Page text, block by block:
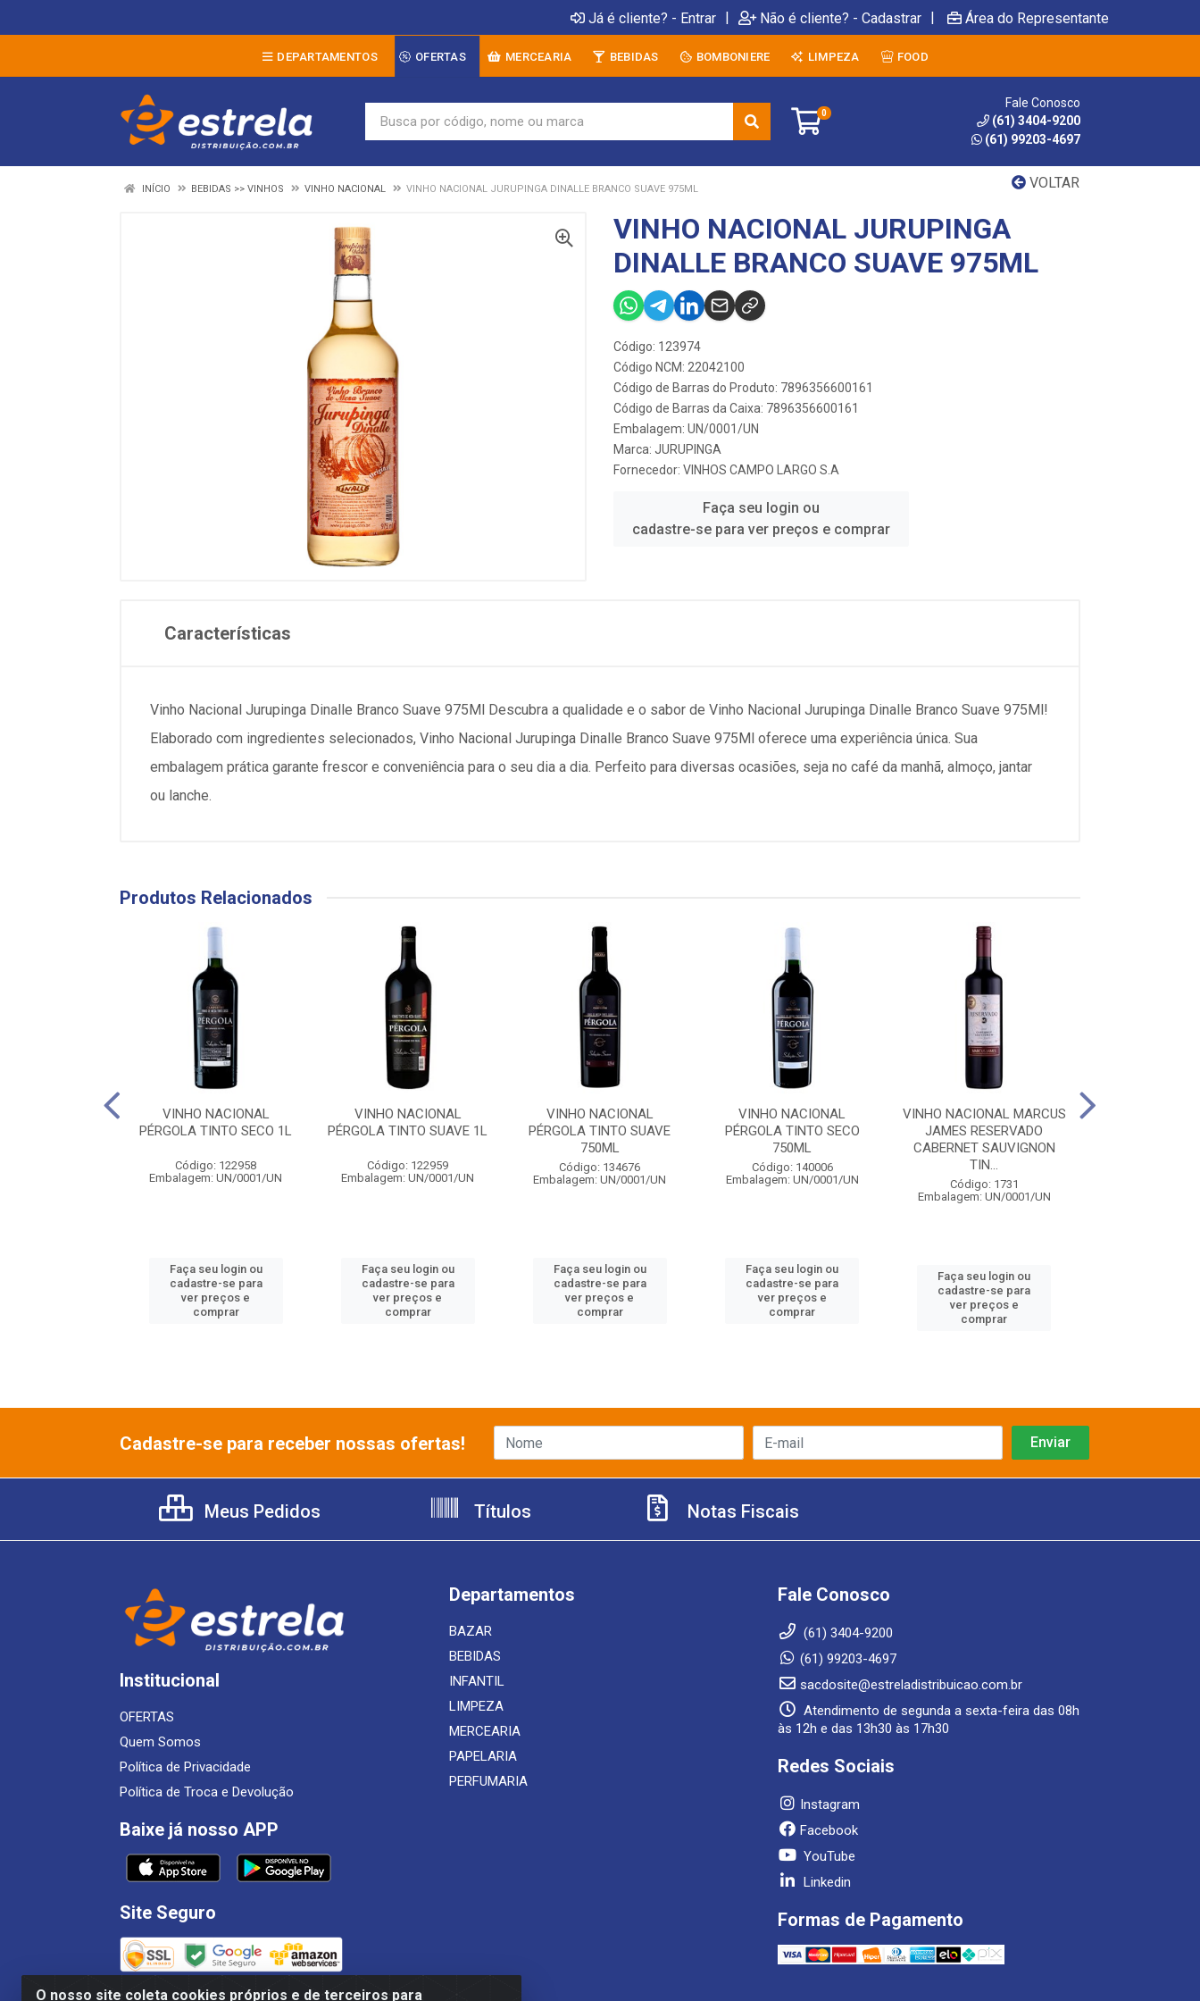
Já é cliente? - Entrar | Não é cliente? - Cadastrar | Área do Representante
DEPARTAMENTOS OFERTAS MERCEARIA BEBIDAS BOMBONIERE LIMPEZA FOOD
0
Fale Conosco
(61) 3404-9200
(61) 99203-4697
VOLTAR
INÍCIO BEBIDAS >> VINHOS VINHO NACIONAL VINHO NACIONAL JURUPINGA DINALLE BRANCO SUAVE 975ML
VINHO NACIONAL JURUPINGA
DINALLE BRANCO SUAVE 975ML
Código: 123974
Código NCM: 22042100
Código de Barras do Produto: 7896356600161
Código de Barras da Caixa: 7896356600161
Embalagem: UN/0001/UN
Marca: JURUPINGA
Fornecedor: VINHOS CAMPO LARGO S.A
Faça seu login ou
cadastre-se para ver preços e comprar
Características
Vinho Nacional Jurupinga Dinalle Branco Suave 975Ml Descubra a qualidade e o sabor de Vinho Nacional Jurupinga Dinalle Branco Suave 975Ml!
Elaborado com ingredientes selecionados, Vinho Nacional Jurupinga Dinalle Branco Suave 975Ml oferece uma experiência única. Sua
embalagem prática garante frescor e conveniência para o seu dia a dia. Perfeito para diversas ocasiões, seja no café da manhã, almoço, jantar
ou lanche.
Produtos Relacionados
VINHO NACIONAL
PÉRGOLA TINTO SECO 1L
Código: 122958
Embalagem: UN/0001/UN
Faça seu login ou
cadastre-se para
ver preços e
comprar
VINHO NACIONAL
PÉRGOLA TINTO SUAVE 1L
Código: 122959
Embalagem: UN/0001/UN
Faça seu login ou
cadastre-se para
ver preços e
comprar
VINHO NACIONAL
PÉRGOLA TINTO SUAVE
750ML
Código: 134676
Embalagem: UN/0001/UN
Faça seu login ou
cadastre-se para
ver preços e
comprar
VINHO NACIONAL
PÉRGOLA TINTO SECO
750ML
Código: 140006
Embalagem: UN/0001/UN
Faça seu login ou
cadastre-se para
ver preços e
comprar
VINHO NACIONAL MARCUS
JAMES RESERVADO
CABERNET SAUVIGNON
TIN...
Código: 1731
Embalagem: UN/0001/UN
Faça seu login ou
cadastre-se para
ver preços e
comprar
O nosso site coleta cookies próprios e de terceiros para
Cadastre-se para receber nossas ofertas!
Meus Pedidos Títulos Notas Fiscais
Institucional
OFERTAS
Quem Somos
Política de Privacidade
Política de Troca e Devolução
Baixe já nosso APP
Site Seguro
Departamentos
BAZAR
BEBIDAS
INFANTIL
LIMPEZA
MERCEARIA
PAPELARIA
PERFUMARIA
Fale Conosco
(61) 3404-9200
(61) 99203-4697
sacdosite@estreladistribuicao.com.br
Atendimento de segunda a sexta-feira das 08h
às 12h e das 13h30 às 17h30
Redes Sociais
Instagram
Facebook
YouTube
Linkedin
Formas de Pagamento